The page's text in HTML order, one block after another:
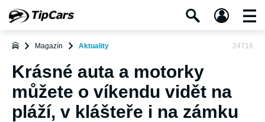
Magazín Aktuality 24716
Krásné auta a motorky
můžete o víkendu vidět na
pláží, v klášteře i na zámku